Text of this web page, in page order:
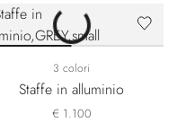
3 colori
Staffe in alluminio
€ 1.100